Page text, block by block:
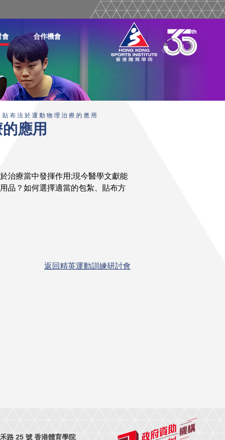
會 合作機會
貼 布 法 於 運 動 物 理 治 療 的 應 用
應用
治療當中發揮作用;現今醫學文獻能
品？如何選擇適當的包紮、貼布方
返回精英運動訓練研討會
路 25 號 香港體育學院